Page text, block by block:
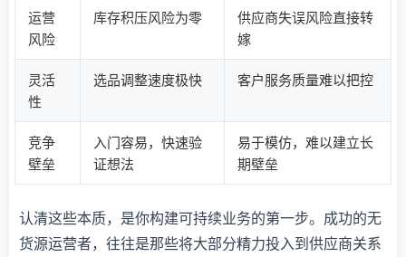
运营
风险
库存积压风险为零
供应商失误风险直接转
嫁
灵活
性
选品调整速度极快 客户服务质量难以把控
竞争
壁垒
入门容易，快速验
证想法
易于模仿，难以建立长
期壁垒
认清这些本质，是你构建可持续业务的第一步。成功的无
货源运营者，往往是那些将大部分精力投入到供应商关系